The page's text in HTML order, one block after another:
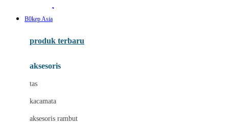
Awan
Baabaasheepz
Baby Dove
Baby Jogger
B0kep Asia
produk terbaru
aksesoris
tas
kacamata
aksesoris rambut